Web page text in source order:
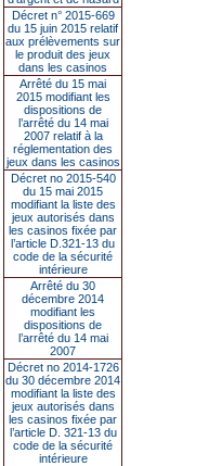
Décret n° 2015-669
du 15 juin 2015 relatif
aux prélèvements sur
le produit des jeux
dans les casinos
Arrêté du 15 mai
2015 modifiant les
dispositions de
l’arrêté du 14 mai
2007 relatif à la
réglementation des
jeux dans les casinos
Décret no 2015-540
du 15 mai 2015
modifiant la liste des
jeux autorisés dans
les casinos fixée par
l’article D.321-13 du
code de la sécurité
intérieure
Arrêté du 30
décembre 2014
modifiant les
dispositions de
l’arrêté du 14 mai
2007
Décret no 2014-1726
du 30 décembre 2014
modifiant la liste des
jeux autorisés dans
les casinos fixée par
l’article D. 321-13 du
code de la sécurité
intérieure